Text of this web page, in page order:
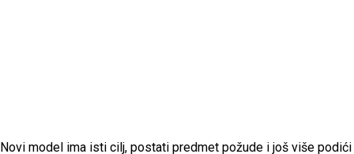
Novi model ima isti cilj, postati predmet požude i još više podići